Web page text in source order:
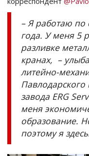
Қазақша Русский
– Я работаю по
года. У меня 5
разливке
кранах, –
литейно-
завода ERG
меня
образование.
поэтому я